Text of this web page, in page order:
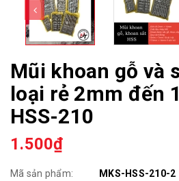
Mũi khoan gỗ và
loại rẻ 2mm đến
HSS-210
1.500₫
Mã sản phẩm:
MKS-HSS-210-2